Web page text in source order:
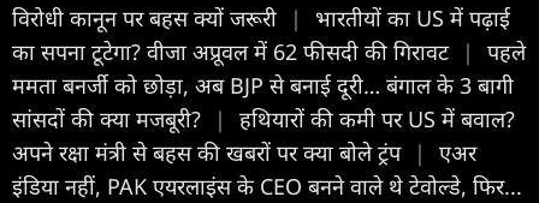
विरोधी कानून पर बहस क्यों जरूरी
|
भारतीयों का US में पढ़ाई
का सपना टूटेगा? वीजा अप्रूवल में 62 फीसदी की गिरावट |
पहले
ममता बनर्जी को छोड़ा, अब BJP से बनाई दूरी… बंगाल के 3 बागी
सांसदों की क्या मजबूरी?
|
हथियारों की कमी पर US में बवाल?
अपने रक्षा मंत्री से बहस की खबरों पर क्या बोले ट्रंप |
एअर
इंडिया नहीं, PAK एयरलाइंस के CEO बनने वाले थे टेवोल्डे, फिर...